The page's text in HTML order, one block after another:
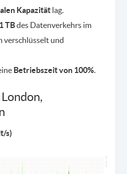
Kapazität lag.
TBdes Datenverkehrs im
verschlüsselt und
Betriebszeit von 100%.
s)